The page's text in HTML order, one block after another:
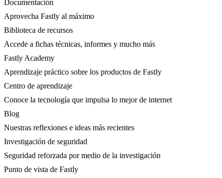
Documentación
Aprovecha Fastly al máximo
Biblioteca de recursos
Accede a fichas técnicas, informes y mucho más
Fastly Academy
Aprendizaje práctico sobre los productos de Fastly
Centro de aprendizaje
Conoce la tecnología que impulsa lo mejor de internet
Blog
Nuestras reflexiones e ideas más recientes
Investigación de seguridad
Seguridad reforzada por medio de la investigación
Punto de vista de Fastly